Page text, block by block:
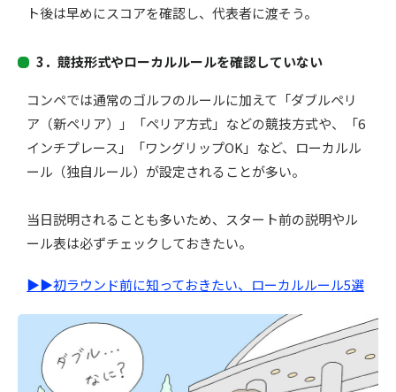
ト後は早めにスコアを確認し、代表者に渡そう。
3．競技形式やローカルルールを確認していない
コンペでは通常のゴルフのルールに加えて「ダブルペリ
ア（新ペリア）」「ペリア方式」などの競技方式や、「6
インチプレース」「ワングリップOK」など、ローカルル
ール（独自ルール）が設定されることが多い。
当日説明されることも多いため、スタート前の説明やル
ール表は必ずチェックしておきたい。
▶▶初ラウンド前に知っておきたい、ローカルルール5選